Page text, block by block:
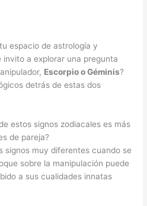
espacio de astrología y
a explorar una pregunta
Escorpio o Géminis?
detrás de estas dos
estos signos zodiacales es más
de pareja?
signos muy diferentes cuando se
sobre la manipulación puede
a sus cualidades innatas